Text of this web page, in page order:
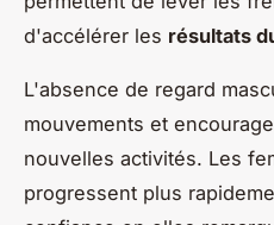
d'accélérer les résultats
L'absence de regard
mouvements et
nouvelles activités. Les
progressent plus